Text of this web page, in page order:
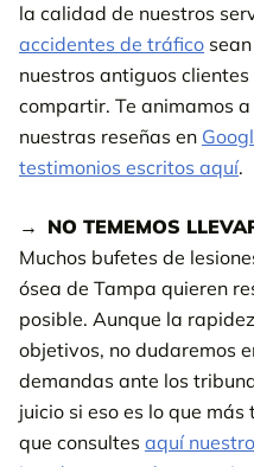
la calidad de nuestros
accidentes de tráfico
nuestros antiguos
compartir. Te animamos
nuestras reseñas en
testimonios escritos aquí.
NO TEMEMOS
Muchos bufetes de
ósea de Tampa quieren
posible. Aunque la
objetivos, no dudaremos
demandas ante los
juicio si eso es lo que
que consultes aquí